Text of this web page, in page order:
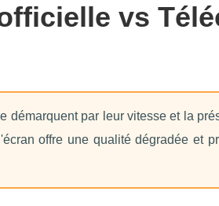
vs
démarquent par leur vitesse et la
offre une qualité dégradée et